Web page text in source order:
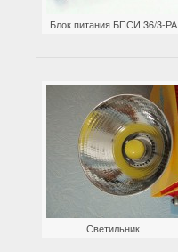
Блок питания БПСИ 36/3-РА
Светильник